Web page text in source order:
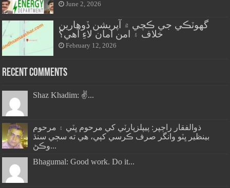
June 2, 2026
گهوٽڪي جي ڪچي ۾ آپريشن ڏوهارين
خلاف ۽ امن امان لاءِ آهي؟
February 12, 2026
Recent Comments
Shaz Khadim: ✌️...
ذوالفقار راڄپر: پيپلزپارٽي کي مرحوم ڀٽي ۽ مرحوم
بينظير ڀٽو وانگر صرف ڪرسي کپي، هي ته سڄي سنڌ
وڪڻ...
Bhagumal: Good work. Do it...